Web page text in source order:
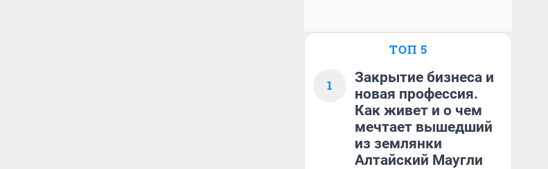
ТОП 5
1
Закрытие бизнеса и
новая профессия.
Как живет и о чем
мечтает вышедший
из землянки
Алтайский Маугли